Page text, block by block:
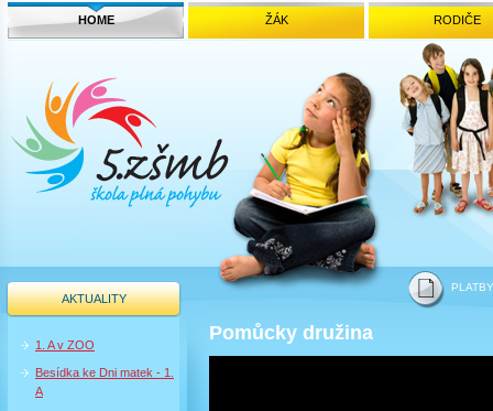
HOME ŽÁK RODIČE
PLATBY
AKTUALITY
1. A v ZOO
Besídka ke Dni matek - 1.
A
Pomůcky družina